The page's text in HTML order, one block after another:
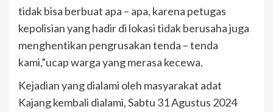
tidak bisa berbuat apa – apa, karena petugas
kepolisian yang hadir di lokasi tidak berusaha juga
menghentikan pengrusakan tenda – tenda
kami,”ucap warga yang merasa kecewa.
Kejadian yang dialami oleh masyarakat adat
Kajang kembali dialami, Sabtu 31 Agustus 2024